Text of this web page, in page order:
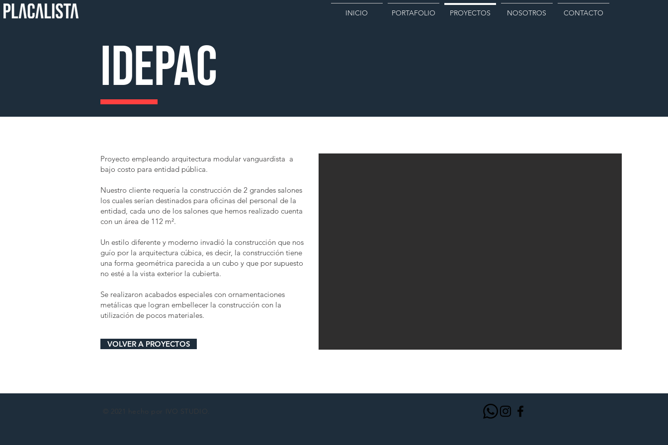
INICIO PORTAFOLIO PROYECTOS NOSOTROS CONTACTO
IDEPAC
Proyecto empleando arquitectura modular vanguardista a
bajo costo para entidad pública.
Nuestro cliente requería la construcción de 2 grandes salones
los cuales serían destinados para oficinas del personal de la
entidad, cada uno de los salones que hemos realizado cuenta
con un área de 112 m².
Un estilo diferente y moderno invadió la construcción que nos
guío por la arquitectura cúbica, es decir, la construcción tiene
una forma geométrica parecida a un cubo y que por supuesto
no esté a la vista exterior la cubierta.
Se realizaron acabados especiales con ornamentaciones
metálicas que logran embellecer la construcción con la
utilización de pocos materiales.
VOLVER A PROYECTOS
© 2021 hecho por IVO STUDIO.